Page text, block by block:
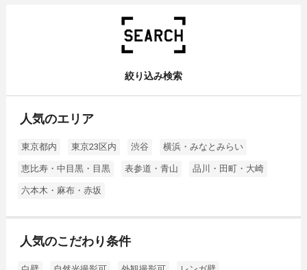
絞り込み検索
人気のエリア
東京都内 東京23区内 渋谷 横浜・みなとみらい
恵比寿・中目黒・目黒 表参道・青山 品川・田町・大崎
六本木・麻布・赤坂
人気のこだわり条件